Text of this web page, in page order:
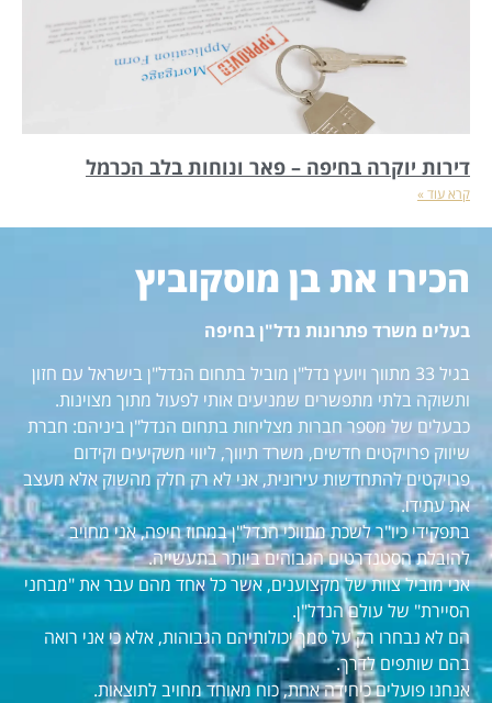
דירות יוקרה בחיפה – פאר ונוחות בלב הכרמל
קרא עוד »
הכירו את בן מוסקוביץ
בעלים משרד פתרונות נדל"ן בחיפה
בגיל 33 מתווך ויועץ נדל"ן מוביל בתחום הנדל"ן בישראל עם חזון
ותשוקה בלתי מתפשרים שמניעים אותי לפעול מתוך מצוינות.
כבעלים של מספר חברות מצליחות בתחום הנדל"ן ביניהם: חברת
שיווק פרויקטים חדשים, משרד תיווך, ליווי משקיעים וקידום
פרויקטים להתחדשות עירונית, אני לא רק חלק מהשוק אלא מעצב
את עתידו.
בתפקידי כיו"ר לשכת מתווכי הנדל"ן במחוז חיפה, אני מחויב
להובלת הסטנדרטים הגבוהים ביותר בתעשייה.
אני מוביל צוות של מקצוענים, אשר כל אחד מהם עבר את "מבחני
הסיירת" של עולם הנדל"ן.
הם לא נבחרו רק על סמך יכולותיהם הגבוהות, אלא כי אני רואה
בהם שותפים לדרך.
אנחנו פועלים כיחידה אחת, כוח מאוחד מחויב לתוצאות.